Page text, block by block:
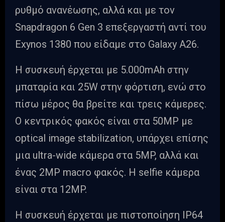
ρυθμό ανανέωσης, αλλά και με τον
Snapdragon 6 Gen 3 επεξεργαστή αντί του
Exynos 1380 που είδαμε στο Galaxy A26.
Η συσκευή έρχεται με 5.000mAh στην
μπαταρία και 25W στην φόρτιση, ενώ στο
πίσω μέρος θα βρείτε και τρεις κάμερες.
Ο κεντρικός φακός είναι στα 50MP με
optical image stabilization, υπάρχει επίσης
μια ultra-wide κάμερα στα 5MP, αλλά και
ένας 2MP macro φακός. Η selfie κάμερα
είναι στα 12MP.
Η συσκευή έρχεται με πιστοποίηση IP64